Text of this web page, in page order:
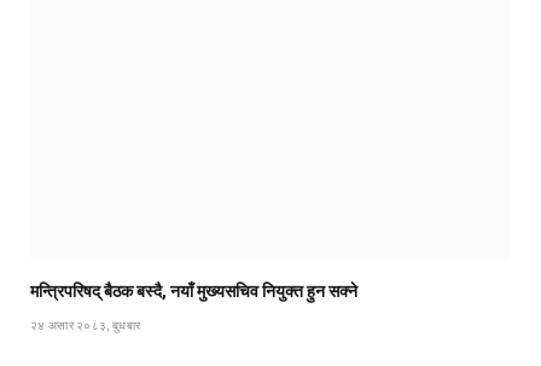
मन्त्रिपरिषद् बैठक बस्दै, नयाँ मुख्यसचिव नियुक्त हुन सक्ने
२४ असार २०८३, बुधबार